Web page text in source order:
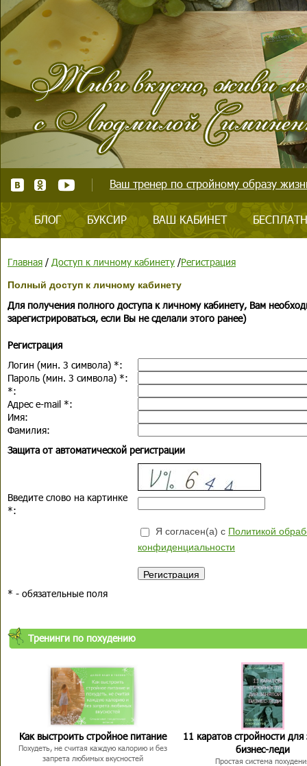
Ваш тренер по стройному образу
БЛОГ БУКСИР ВАШ КАБИНЕТ
Главная / Доступ к личному кабинету /Регистрация
Полный доступ к личному кабинету
Для получения полного доступа к личному кабинету, Вам
зарегистрироваться, если Вы не сделали этого ранее)
Регистрация
Логин (мин. 3 символа) *:
Пароль (мин. 3 символа) *:
*:
Адрес e-mail *:
Имя:
Фамилия:
Защита от автоматической регистрации
Введите слово на картинке
*:
Я согласен(а) с Политикой
конфиденциальности
* - обязательные поля
Тренинги по похудению
Как выстроить стройное питание
Похудеть, не считая каждую калорию и без
запрета любимых вкусностей
11 каратов стройности для
бизнес-леди
Простая система